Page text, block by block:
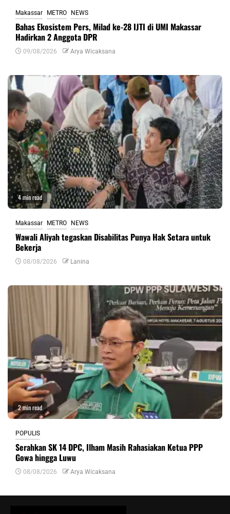
Makassar METRO NEWS
Bahas Ekosistem Pers, Milad ke-28 IJTI di UMI Makassar
Hadirkan 2 Anggota DPR
09/08/2026 Arya Wicaksana
4 min read
Makassar METRO NEWS
Wawali Aliyah tegaskan Disabilitas Punya Hak Setara untuk
Bekerja
08/08/2026 Lanina
2 min read
POPULIS
Serahkan SK 14 DPC, Ilham Masih Rahasiakan Ketua PPP
Gowa hingga Luwu
08/08/2026 Arya Wicaksana